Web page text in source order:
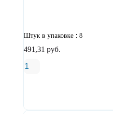
Штук в упаковке : 8
491,31 руб.